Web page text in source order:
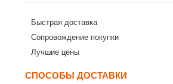
Быстрая доставка
Сопровождение покупки
Лучшие цены
СПОСОБЫ ДОСТАВКИ